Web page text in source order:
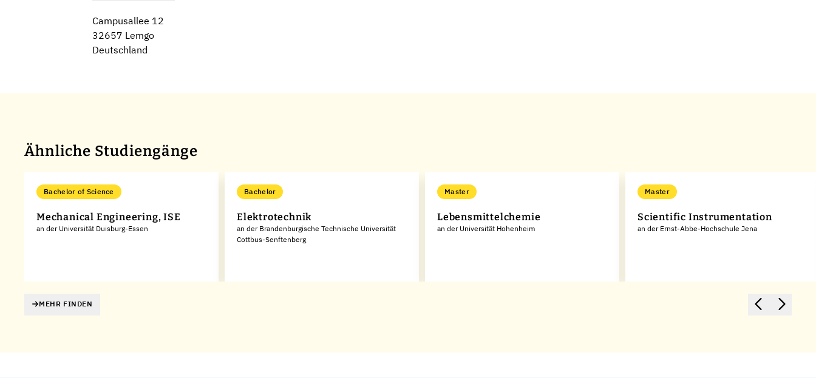
Campusallee 12
32657 Lemgo
Deutschland
Ähnliche Studiengänge
Bachelor of Science
Mechanical Engineering, ISE
an der Universität Duisburg-Essen
Bachelor
Elektrotechnik
an der Brandenburgische Technische Universität
Cottbus-Senftenberg
Master
Lebensmittelchemie
an der Universität Hohenheim
Master
Scientific Instrumentation
an der Ernst-Abbe-Hochschule Jena
MEHR FINDEN